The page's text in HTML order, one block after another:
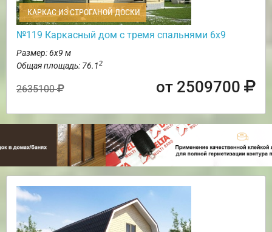
КАРКАС ИЗ СТРОГАНОЙ ДОСКИ
№119 Каркасный дом с тремя спальнями 6х9
Размер: 6х9 м
Общая площадь: 76.12
2635100 от 2509700